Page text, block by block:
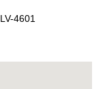
LV-4601